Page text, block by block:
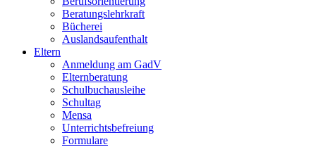
Beratungslehrkraft
Bücherei
Auslandsaufenthalt
Eltern
Anmeldung am GadV
Elternberatung
Schulbuchausleihe
Schultag
Mensa
Unterrichtsbefreiung
Formulare